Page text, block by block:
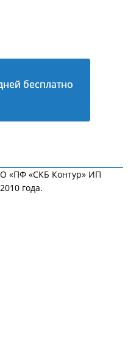
бесплатно
«ПФ «СКБ Контур» ИП
года.